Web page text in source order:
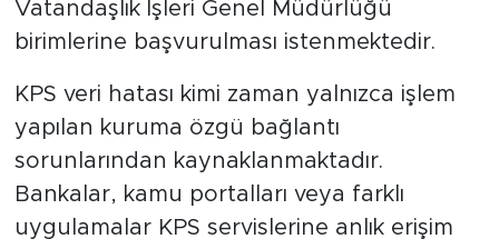
Vatandaşlık İşleri Genel Müdürlüğü
birimlerine başvurulması istenmektedir.
KPS veri hatası kimi zaman yalnızca işlem
yapılan kuruma özgü bağlantı
sorunlarından kaynaklanmaktadır.
Bankalar, kamu portalları veya farklı
uygulamalar KPS servislerine anlık erişim